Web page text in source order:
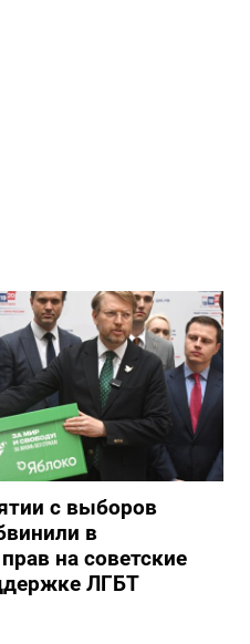
с выборов
в
на советские
ЛГБТ